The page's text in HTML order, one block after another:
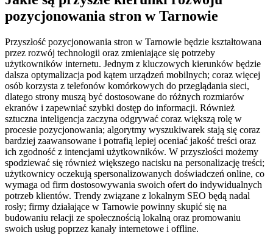
pozycjonowania stron w Tarnowie
Przyszłość pozycjonowania stron w Tarnowie będzie kształtowana
przez rozwój technologii oraz zmieniające się potrzeby
użytkowników internetu. Jednym z kluczowych kierunków będzie
dalsza optymalizacja pod kątem urządzeń mobilnych; coraz więcej
osób korzysta z telefonów komórkowych do przeglądania sieci,
dlatego strony muszą być dostosowane do różnych rozmiarów
ekranów i zapewniać szybki dostęp do informacji. Również
sztuczna inteligencja zaczyna odgrywać coraz większą rolę w
procesie pozycjonowania; algorytmy wyszukiwarek stają się coraz
bardziej zaawansowane i potrafią lepiej oceniać jakość treści oraz
ich zgodność z intencjami użytkowników. W przyszłości możemy
spodziewać się również większego nacisku na personalizację treści;
użytkownicy oczekują spersonalizowanych doświadczeń online, co
wymaga od firm dostosowywania swoich ofert do indywidualnych
potrzeb klientów. Trendy związane z lokalnym SEO będą nadal
rosły; firmy działające w Tarnowie powinny skupić się na
budowaniu relacji ze społecznością lokalną oraz promowaniu
swoich usług poprzez kanały internetowe i offline.